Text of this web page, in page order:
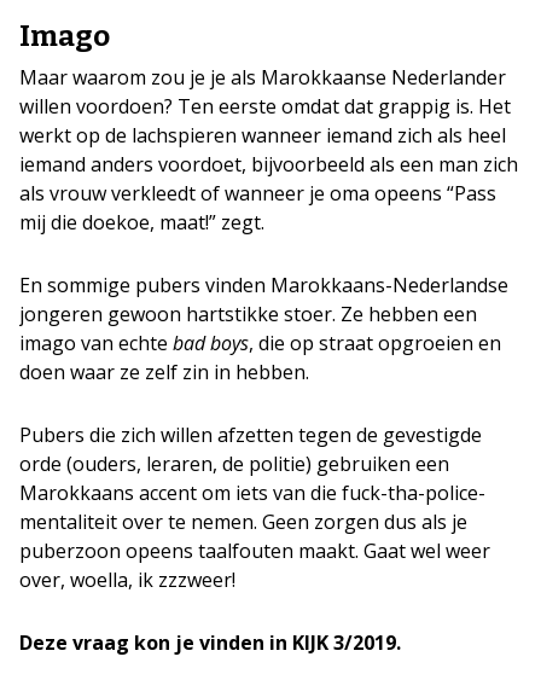
Imago
Maar waarom zou je je als Marokkaanse Nederlander
willen voordoen? Ten eerste omdat dat grappig is. Het
werkt op de lachspieren wanneer iemand zich als heel
iemand anders voordoet, bijvoorbeeld als een man zich
als vrouw verkleedt of wanneer je oma opeens “Pass
mij die doekoe, maat!” zegt.
En sommige pubers vinden Marokkaans-Nederlandse
jongeren gewoon hartstikke stoer. Ze hebben een
imago van echte bad boys, die op straat opgroeien en
doen waar ze zelf zin in hebben.
Pubers die zich willen afzetten tegen de gevestigde
orde (ouders, leraren, de politie) gebruiken een
Marokkaans accent om iets van die fuck-tha-police-
mentaliteit over te nemen. Geen zorgen dus als je
puberzoon opeens taalfouten maakt. Gaat wel weer
over, woella, ik zzzweer!
Deze vraag kon je vinden in KIJK 3/2019.